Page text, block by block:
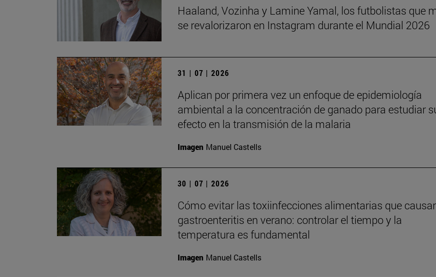
Haaland, Vozinha y Lamine Yamal, los futbolistas que
se revalorizaron en Instagram durante el Mundial 2026
31 | 07 | 2026
Aplican por primera vez un enfoque de epidemiología
ambiental a la concentración de ganado para estudiar
efecto en la transmisión de la malaria
Imagen Manuel Castells
30 | 07 | 2026
Cómo evitar las toxiinfecciones alimentarias que
gastroenteritis en verano: controlar el tiempo y la
temperatura es fundamental
Imagen Manuel Castells